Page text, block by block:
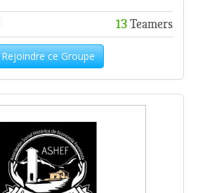
13Teamers
Rejoindre ce Groupe